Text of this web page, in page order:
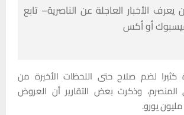
الأخبار العاجلة عن الناصرية– تابع
أو أكس
كثيرا لضم صلاح حتى اللحظات الأخيرة من
المنصرم، وذكرت بعض التقارير أن العروض